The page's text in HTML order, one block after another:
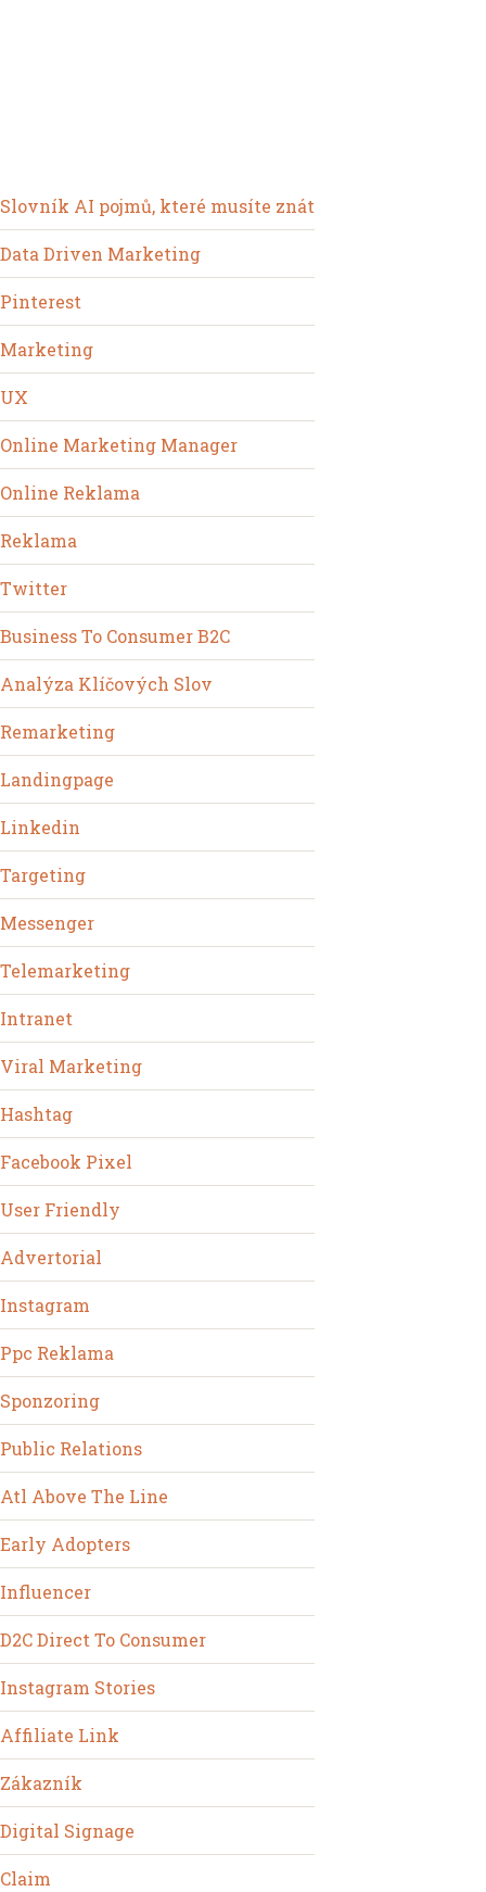
Slovník AI pojmů, které musíte znát
Data Driven Marketing
Pinterest
Marketing
UX
Online Marketing Manager
Online Reklama
Reklama
Twitter
Business To Consumer B2C
Analýza Klíčových Slov
Remarketing
Landingpage
Linkedin
Targeting
Messenger
Telemarketing
Intranet
Viral Marketing
Hashtag
Facebook Pixel
User Friendly
Advertorial
Instagram
Ppc Reklama
Sponzoring
Public Relations
Atl Above The Line
Early Adopters
Influencer
D2C Direct To Consumer
Instagram Stories
Affiliate Link
Zákazník
Digital Signage
Claim